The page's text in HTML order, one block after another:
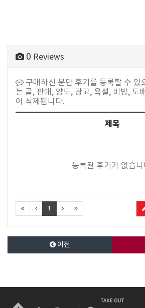
0 Reviews
구매하신 분만 후기를 등록할 수 있
는 글, 판매, 양도, 광고, 욕설, 비방, 도
이 삭제됩니다.
제목
등록된 후기가 없습니
1
이전